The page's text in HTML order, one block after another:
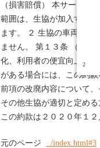
2
（損害賠償） 本サービス
範囲は、生協が加入する
ます。 ２ 生協の車両の運
ません。 第１３条 （約款
化、利用者の便宜向上、
がある場合には、この約
前項の改廃内容について
その他生協が適切と定め
この約款は２０２０年１２
元のページ ../index.html#3